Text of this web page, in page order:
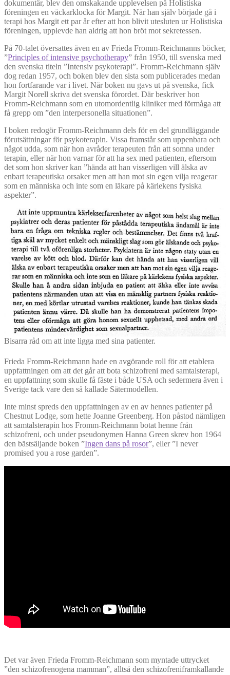
dokumentär, blev den omskakande upplevelsen på Holistiska
föreningen en väckarklocka för Margit. När han själv började gå i
terapi hos Margit ett par år efter att hon blivit utesluten ur Holistiska
föreningen, upplevde han aldrig att hon bröt mot sekretessen.
På 70-talet översattes även en av Frieda Fromm-Reichmanns böcker,
”Principles of intensive psychotherapy” från 1950, till svenska med
den svenska titeln ”Intensiv psykoterapi”. Fromm-Reichmann själv
dog redan 1957, och boken blev den sista som publicerades medan
hon fortfarande var i livet. När boken nu gavs ut på svenska, fick
Margit Norell skriva det svenska förordet. Där beskriver hon
Fromm-Reichmann som en utomordentlig kliniker med förmåga att
få grepp om ”den interpersonella situationen”.
I boken redogör Fromm-Reichmann dels för en del grundläggande
förutsättningar för psykoterapin. Vissa framstår som uppenbara och
något udda, som när hon avråder terapeuten från att somna under
terapin, eller när hon varnar för att ha sex med patienten, eftersom
det som hon skriver kan ”hända att han visserligen vill älska av
enbart terapeutiska orsaker men att han mot sin egen vilja reagerar
som en människa och inte som en läkare på kärlekens fysiska
aspekter”.
Bisarra råd om att inte ligga med sina patienter.
Frieda Fromm-Reichmann hade en avgörande roll för att etablera
uppfattningen om att det går att bota schizofreni med samtalsterapi,
en uppfattning som skulle få fäste i både USA och sedermera även i
Sverige tack vare den så kallade Sätermodellen.
Inte minst spreds den uppfattningen av en av hennes patienter på
Chestnut Lodge, som hette Joanne Greenberg. Hon påstod nämligen
att samtalsterapin hos Fromm-Reichmann botat henne från
schizofreni, och under pseudonymen Hanna Green skrev hon 1964
den bästsäljande boken ”Ingen dans på rosor”, eller ”I never
promised you a rose garden”.
Det var även Frieda Fromm-Reichmann som myntade uttrycket
”den schizofrenogena mamman”, alltså den schizofreniframkallande